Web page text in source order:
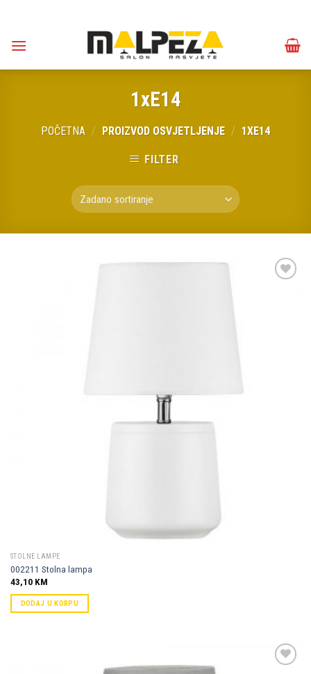
content
1xE14
POČETNA / PROIZVOD OSVJETLJENJE / 1XE14
FILTER
STOLNE LAMPE
002211 Stolna lampa
43,10 KM
DODAJ U KORPU